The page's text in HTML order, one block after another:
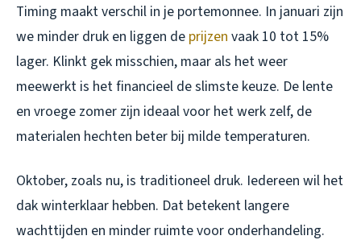
Timing maakt verschil in je portemonnee. In januari zijn
we minder druk en liggen de prijzen vaak 10 tot 15%
lager. Klinkt gek misschien, maar als het weer
meewerkt is het financieel de slimste keuze. De lente
en vroege zomer zijn ideaal voor het werk zelf, de
materialen hechten beter bij milde temperaturen.
Oktober, zoals nu, is traditioneel druk. Iedereen wil het
dak winterklaar hebben. Dat betekent langere
wachttijden en minder ruimte voor onderhandeling.